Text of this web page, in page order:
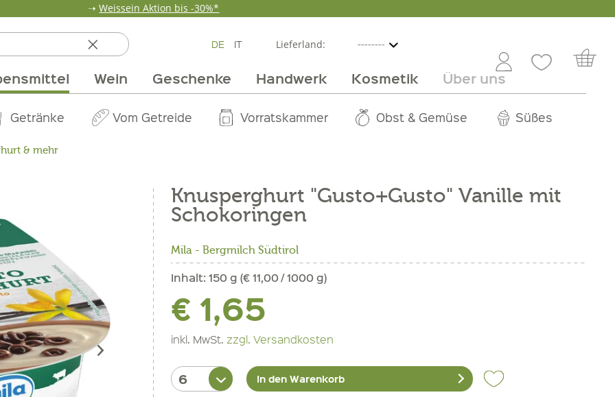
➝Weissein Aktion bis -30%*
DE IT Lieferland:
Wein Geschenke Handwerk Kosmetik Über uns
Erdbeerzeit Wandern
Getränke Vom Getreide Vorratskammer Obst & Gemüse Süßes
Anlass Weinpakete Weine im Angebot
Verpackungen
& Öle Team Unsere Märkte Pur Exclusive Online Großhandel Service Jobs
& mehr
Knusperghurt "Gusto+Gusto" Vanille mit
Schokoringen
Mila - Bergmilch Südtirol
Inhalt:150 g (€ 11,00 / 1000 g)
€ 1,65
inkl. MwSt. zzgl. Versandkosten
In den Warenkorb